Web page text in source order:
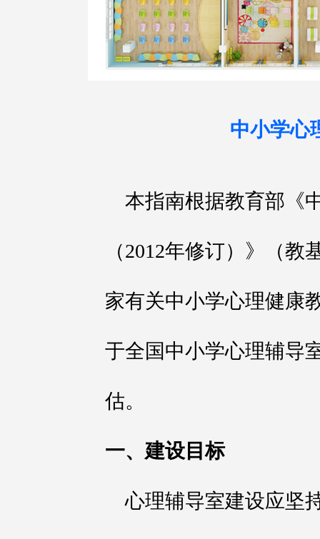
中小学心
本指南根据教育部《
（2012年修订）》（教
家有关中小学心理健康
于全国中小学心理辅导
估。
一、建设目标
心理辅导室建设应坚